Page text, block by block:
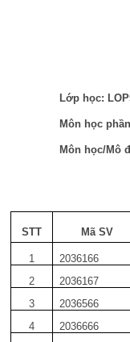
Lớp học:
Môn học
Môn học/Mô
STT Mã SV
1 2036166
2
2036167
3
2036566
4
2036666